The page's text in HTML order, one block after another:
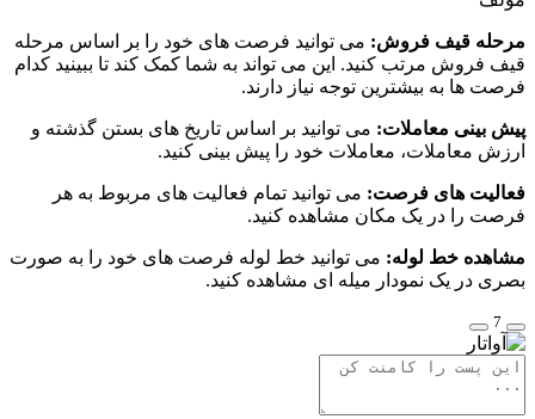
مرحله قیف فروش: می توانید فرصت های خود را بر اساس مرحله
قیف فروش مرتب کنید. این می تواند به شما کمک کند تا ببینید کدام
فرصت ها به بیشترین توجه نیاز دارند.
پیش بینی معاملات: می توانید بر اساس تاریخ های بستن گذشته و
ارزش معاملات، معاملات خود را پیش بینی کنید.
فعالیت های فرصت: می توانید تمام فعالیت های مربوط به هر
فرصت را در یک مکان مشاهده کنید.
مشاهده خط لوله: می توانید خط لوله فرصت های خود را به صورت
بصری در یک نمودار میله ای مشاهده کنید.
7